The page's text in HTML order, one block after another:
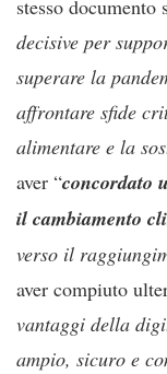
stesso documento
decisive per
superare la
affrontare sfide
alimentare e la
aver “concordato
il cambiamento
verso il
aver compiuto
vantaggi della
ampio, sicuro e